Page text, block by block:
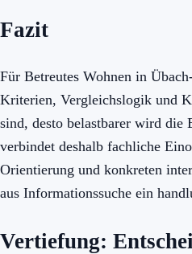
Fazit
Für Betreutes Wohnen in
Kriterien, Vergleichslogik und
sind, desto belastbarer wird die
verbindet deshalb fachliche
Orientierung und konkreten
aus Informationssuche ein
Vertiefung: